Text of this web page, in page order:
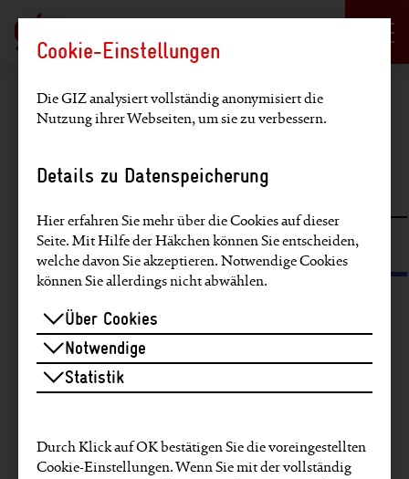
Artikel finden
Volltextsuche
Suche über Schlagworte und SDGs
Artikel zu diesen Themen finden:
EU Video
Gender Mitarbeitende Unternehmen
Cookie-Einstellungen
Die GIZ analysiert vollständig anonymisiert die
Nutzung ihrer Webseiten, um sie zu verbessern.
Details zu Datenspeicherung
Hier erfahren Sie mehr über die Cookies auf dieser
Seite. Mit Hilfe der Häkchen können Sie entscheiden,
welche davon Sie akzeptieren. Notwendige Cookies
können Sie allerdings nicht abwählen.
Über Cookies
Notwendige
Statistik
Durch Klick auf OK bestätigen Sie die voreingestellten
Cookie-Einstellungen. Wenn Sie mit der vollständig